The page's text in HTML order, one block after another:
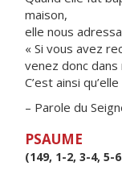
maison,
elle nous
« Si vous avez
venez donc
C’est ainsi
– Parole du
PSAUME
(149, 1-2, 3-4, 5-